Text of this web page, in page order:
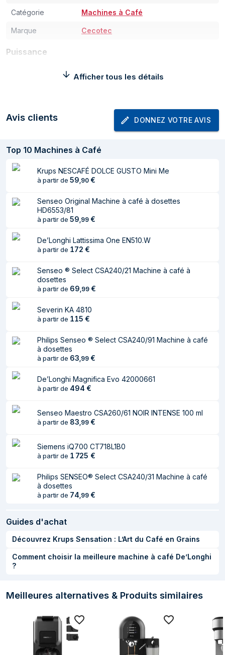
Catégorie Machines à Café
Marque Cecotec
Puissance
1350 W
Fréquence
représentation / réalisation
Placement de
l'appareil
Comptoir
Type de produit Machine à café 2-en-1
Capacité du
réservoir d'eau
1,6 L
Type d'entrée à
Capsule de café, Café moulu
Type de cafetière
Broyeur intégré Non
capsule/dosette de
Pression maximum 20 bar
Mousseur à lait Oui
Réservoir à lait Oui
Capacité du
réservoir de lait
Autonettoyant Oui
Ergonomie
Couleur du produit
Type de
Réservoir d'eau
Facile à nettoyer Oui
Contenu de l'emballage
Manuel d'utilisation
Afficher tous les détails
Avis clients DONNEZ VOTRE AVIS
Top 10 Machines à Café
Krups NESCAFÉ DOLCE GUSTO Mini Me
à partir de 59 90 €
Senseo Original Machine à café à dosettes
HD6553/81
à partir de 59 99 €
De’Longhi Lattissima One EN510.W
à partir de 172 €
Senseo ® Select CSA240/21 Machine à café à
dosettes
à partir de 69 99 €
Severin KA 4810
à partir de 115 €
Philips Senseo ® Select CSA240/91 Machine à café
à dosettes
à partir de 63 99 €
De’Longhi Magnifica Evo 42000661
à partir de 494 €
Senseo Maestro CSA260/61 NOIR INTENSE 100 ml
à partir de 83 99 €
Siemens iQ700 CT718L1B0
à partir de 1 725 €
Philips SENSEO® Select CSA240/31 Machine à café
à dosettes
à partir de 74 99 €
Guides d'achat
Découvrez Krups Sensation : L’Art du Café en Grains
Comment choisir la meilleure machine à café De’Longhi
?
Meilleures alternatives & Produits similaires